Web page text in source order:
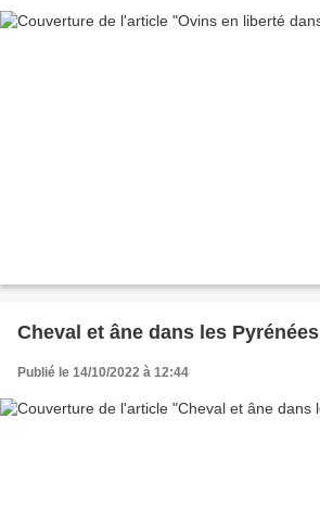
Cheval et âne dans les Pyrénées
Publié le 14/10/2022 à 12:44